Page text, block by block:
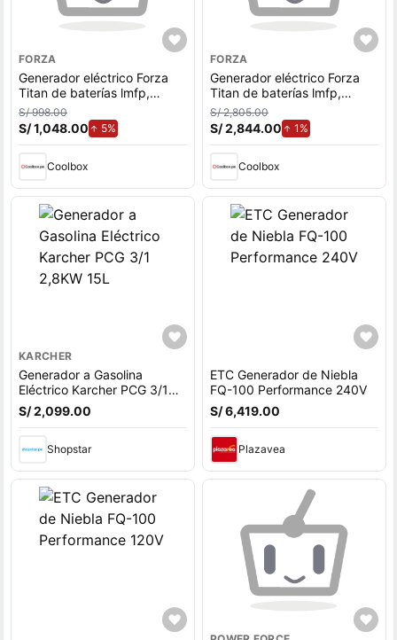
FORZA
Generador eléctrico Forza
Titan de baterías lmfp,
300W, negro
S/ 998.00
S/ 1,048.00 5%
Coolbox
FORZA
Generador eléctrico Forza
Titan de baterías lmfp,
1200W, negro
S/ 2,805.00
S/ 2,844.00 1%de aumento.
Coolbox
KARCHER
Generador a Gasolina
Eléctrico Karcher PCG 3/1
2,8KW 15L
S/ 2,099.00
Shopstar
ETC Generador de Niebla
FQ-100 Performance 240V
S/ 6,419.00
Plazavea